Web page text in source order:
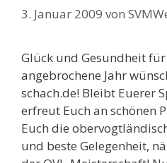
3. Januar 2009 von
Glück und Gesundheit
angebrochene Jahr
schach.de! Bleibt Euerer
erfreut Euch an schönen
Euch die
und beste Gelegenheit,